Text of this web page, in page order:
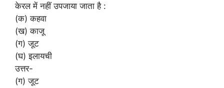
केरल में नहीं उपजाया जाता है :
(क) कहवा
(ख) काजू
(ग) जूट
(घ) इलायची
उत्तर-
(ग) जूट